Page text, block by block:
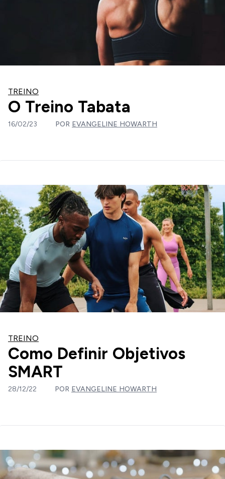
TREINO
O Treino Tabata
16/02/23 POR EVANGELINE HOWARTH
TREINO
Como Definir Objetivos
SMART
28/12/22 POR EVANGELINE HOWARTH